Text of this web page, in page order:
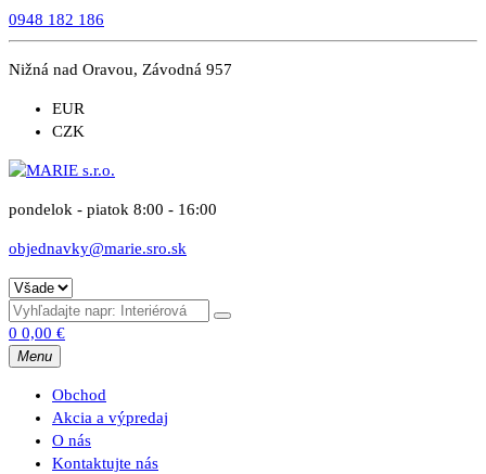
0948 182 186
Nižná nad Oravou, Závodná 957
EUR
CZK
pondelok - piatok 8:00 - 16:00
objednavky@marie.sro.sk
0 0,00 €
Menu
Obchod
Akcia a výpredaj
O nás
Kontaktujte nás